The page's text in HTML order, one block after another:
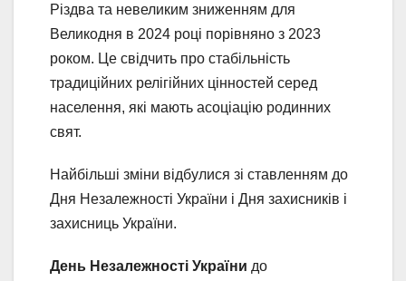
Різдва та невеликим зниженням для
Великодня в 2024 році порівняно з 2023
роком. Це свідчить про стабільність
традиційних релігійних цінностей серед
населення, які мають асоціацію родинних
свят.
Найбільші зміни відбулися зі ставленням до
Дня Незалежності України і Дня захисників і
захисниць України.
День Незалежності України до